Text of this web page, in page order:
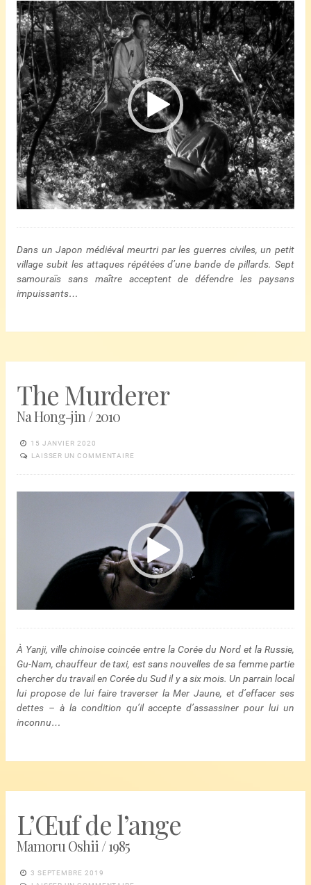
Lecteur
vidéo
Dans un Japon médiéval meurtri par les guerres civiles, un petit
village subit les attaques répétées d’une bande de pillards. Sept
samouraïs sans maître acceptent de défendre les paysans
impuissants…
The Murderer
Na Hong-jin / 2010
15 JANVIER 2020
LAISSER UN COMMENTAIRE
À Yanji, ville chinoise coincée entre la Corée du Nord et la Russie,
Gu-Nam, chauffeur de taxi, est sans nouvelles de sa femme partie
chercher du travail en Corée du Sud il y a six mois. Un parrain local
lui propose de lui faire traverser la Mer Jaune, et d’effacer ses
dettes – à la condition qu’il accepte d’assassiner pour lui un
inconnu…
L’Œuf de l’ange
Mamoru Oshii / 1985
3 SEPTEMBRE 2019